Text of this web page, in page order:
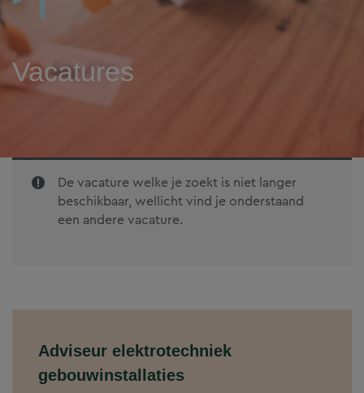
Vacatures
De vacature welke je zoekt is niet langer
beschikbaar, wellicht vind je onderstaand
een andere vacature.
Adviseur elektrotechniek
gebouwinstallaties